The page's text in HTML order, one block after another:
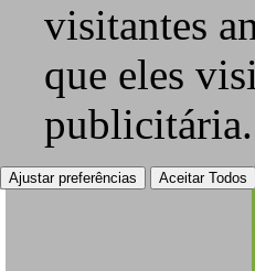
visitantes
que eles
publicitária.
Ajustar preferências Aceitar Todos